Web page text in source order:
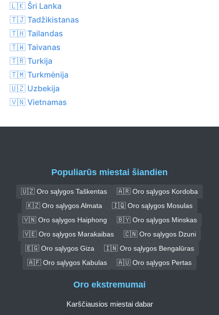
🇱🇰 Šri Lanka
🇹🇯 Tadžikistanas
🇹🇭 Tailandas
🇹🇼 Taivanas
🇹🇷 Turkija
🇹🇲 Turkmėnija
🇺🇿 Uzbekija
🇻🇳 Vietnamas
Populiarūs miestai šiandien
🇺🇿 Oro sąlygos Taškentas
🇦🇷 Oro sąlygos Kordoba
🇰🇿 Oro sąlygos Almata
🇮🇶 Oro sąlygos Mosulas
🇻🇳 Oro sąlygos Haiphong
🇧🇾 Oro sąlygos Minskas
🇻🇪 Oro sąlygos Marakaibas
🇨🇳 Oro sąlygos Dzuni
🇪🇬 Oro sąlygos Giza
🇮🇳 Oro sąlygos Bengalūras
🇦🇫 Oro sąlygos Kabulas
🇦🇺 Oro sąlygos Pertas
Oro ekstremumai
Karščiausios miestai dabar